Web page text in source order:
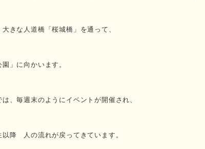
きな人道橋「桜城橋」を通って、
」に向かいます。
、毎週末のようにイベントが開催され、
以降 人の流れが戻ってきています。